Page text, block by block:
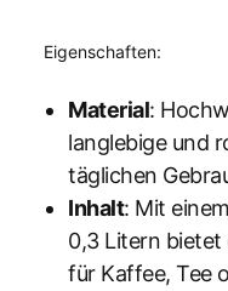
Eigenschaften:
Material:
langlebige und
täglichen
Inhalt: Mit
0,3 Litern bietet
für Kaffee, Tee